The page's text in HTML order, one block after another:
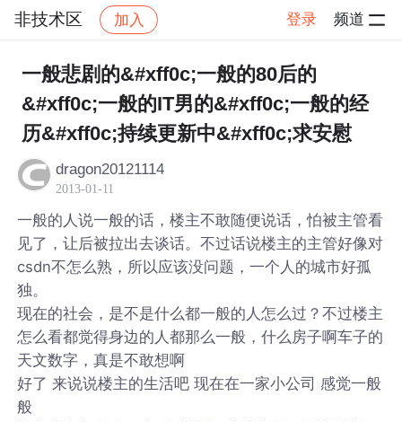
非技术区 加入 登录 频道
社区 非技术区 帖子详情
一般悲剧的&#xff0c;一般的80后的
&#xff0c;一般的IT男的&#xff0c;一般的经
历&#xff0c;持续更新中&#xff0c;求安慰
dragon20121114
2013-01-11
一般的人说一般的话，楼主不敢随便说话，怕被主管看
见了，让后被拉出去谈话。不过话说楼主的主管好像对
csdn不怎么熟，所以应该没问题，一个人的城市好孤
独。
现在的社会，是不是什么都一般的人怎么过？不过楼主
怎么看都觉得身边的人都那么一般，什么房子啊车子的
天文数字，真是不敢想啊
好了 来说说楼主的生活吧 现在在一家小公司 感觉一般
般